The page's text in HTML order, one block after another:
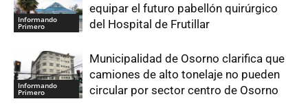
Informando
Primero
equipar el futuro pabellón quirúrgico
del Hospital de Frutillar
Informando
Primero
Municipalidad de Osorno clarifica que
camiones de alto tonelaje no pueden
circular por sector centro de Osorno